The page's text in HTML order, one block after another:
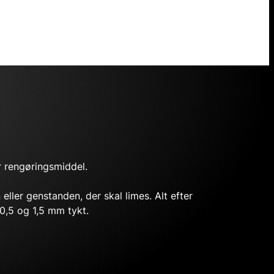
rengøringsmiddel.
genstanden, der skal limes. Alt efter
og 1,5 mm tykt.